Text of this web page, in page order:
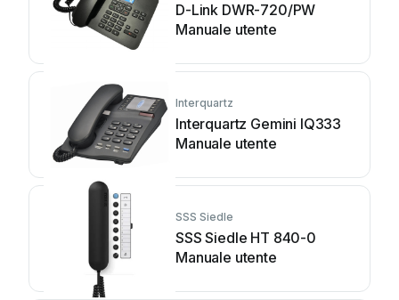
D-Link DWR-720/PW
Manuale utente
Interquartz
Interquartz Gemini IQ333
Manuale utente
SSS Siedle
SSS Siedle HT 840-0
Manuale utente